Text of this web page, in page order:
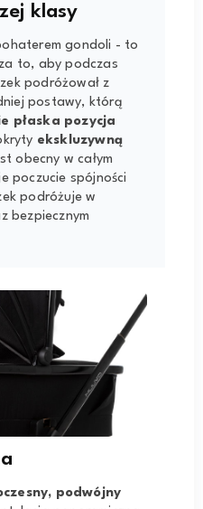
klasy
gondoli - to
to, aby podczas
podróżował z
postawy, którą
płaska pozycja
ekskluzywną
obecny w całym
poczucie spójności
podróżuje w
bezpiecznym
podwójny